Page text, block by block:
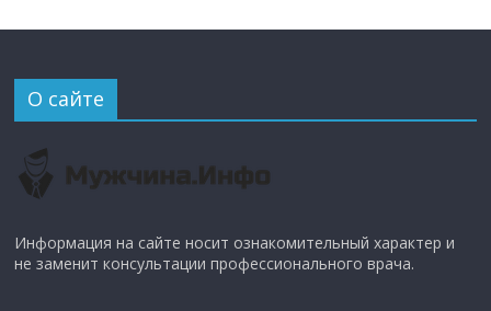
О сайте
Информация на сайте носит ознакомительный характер и
не заменит консультации профессионального врача.